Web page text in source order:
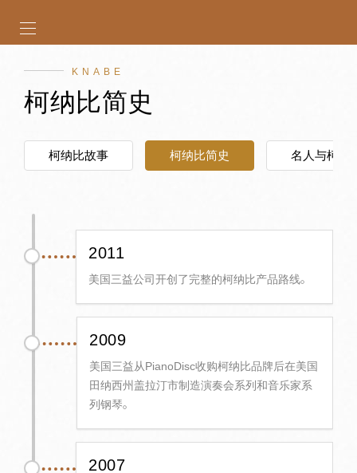
KNABE
柯纳比简史
柯纳比故事 柯纳比简史 名人与柯纳
2011
美国三益公司开创了完整的柯纳比产品路线。
2009
美国三益从PianoDisc收购柯纳比品牌后在美国
田纳西州盖拉汀市制造演奏会系列和音乐家系
列钢琴。
2007